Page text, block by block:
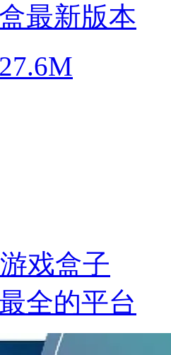
最新版本
27.6M
戏盒子
全的平台